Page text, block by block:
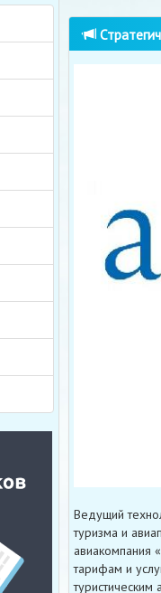
Ведущий
туризма и
авиакомпания
тарифам и
туристическим